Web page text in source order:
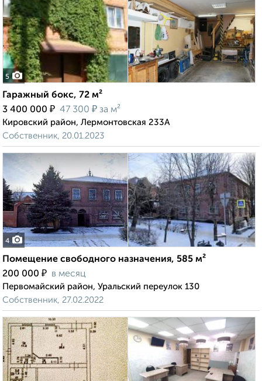
5
Гаражный бокс, 72 м²
3 400 000 ₽ 47 300 ₽ за м²
Кировский район, Лермонтовская 233А
Собственник, 20.01.2023
4
Помещение свободного назначения, 585 м²
200 000 ₽ в месяц
Первомайский район, Уральский переулок 130
Собственник, 27.02.2022